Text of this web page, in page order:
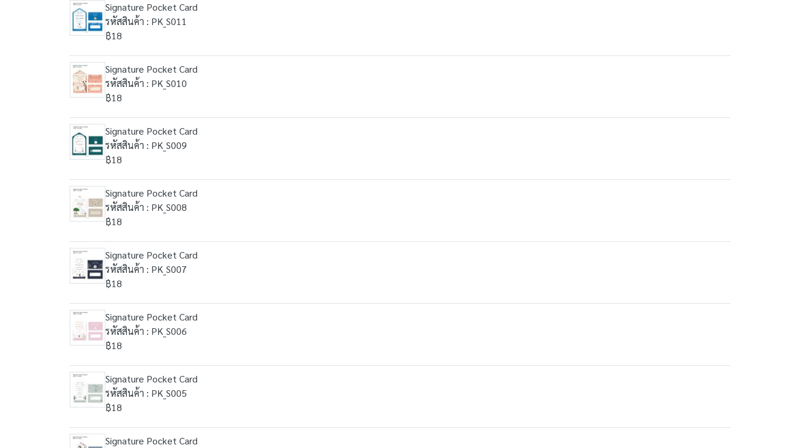
Signature Pocket Card
รหัสสินค้า : PK_S011
฿18
Signature Pocket Card
รหัสสินค้า : PK_S010
฿18
Signature Pocket Card
รหัสสินค้า : PK_S009
฿18
Signature Pocket Card
รหัสสินค้า : PK_S008
฿18
Signature Pocket Card
รหัสสินค้า : PK_S007
฿18
Signature Pocket Card
รหัสสินค้า : PK_S006
฿18
Signature Pocket Card
รหัสสินค้า : PK_S005
฿18
Signature Pocket Card